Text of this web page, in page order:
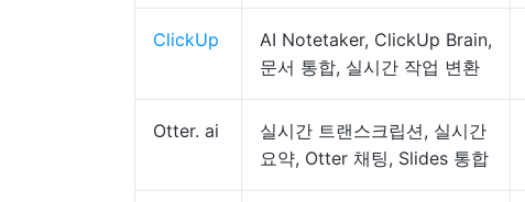
ClickUp
AI Notetaker, ClickUp Brain,
문서 통합, 실시간 작업 변환
Otter. ai
실시간 트랜스크립션, 실시간
요약, Otter 채팅, Slides 통합